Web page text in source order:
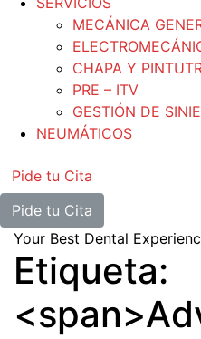
MECÁNICA
CHAPA Y
PRE – ITV
GESTIÓN DE
NEUMÁTICOS
Pide tu Cita
Pide tu Cita
Your Best Dental
Etiqueta: